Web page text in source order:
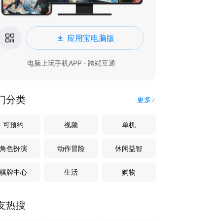
应用宝电脑版
电脑上玩手机APP · 跨端互通
分类 更多
可预约 视频 单机
角色扮演 动作冒险 休闲益智
棋牌中心 生活 购物
热搜